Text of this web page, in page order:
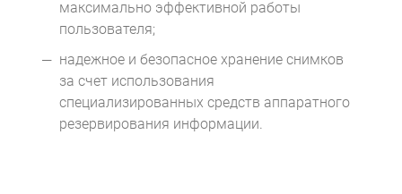
максимально эффективной работы
пользователя;
надежное и безопасное хранение снимков
за счет использования
специализированных средств аппаратного
резервирования информации.